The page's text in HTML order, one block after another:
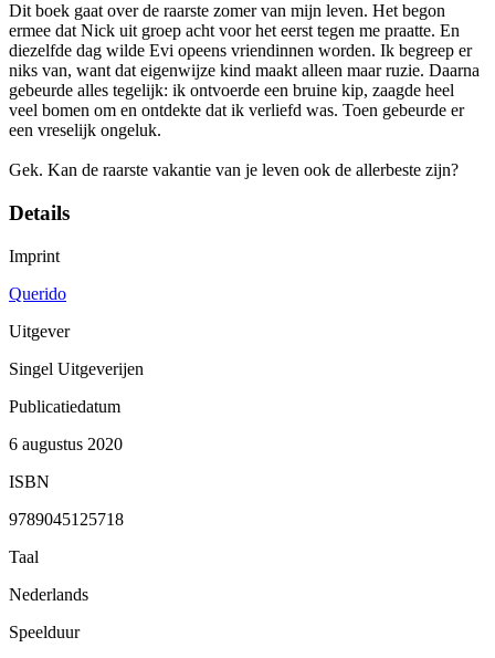
Dit boek gaat over de raarste zomer van mijn leven. Het begon
ermee dat Nick uit groep acht voor het eerst tegen me praatte. En
diezelfde dag wilde Evi opeens vriendinnen worden. Ik begreep er
niks van, want dat eigenwijze kind maakt alleen maar ruzie. Daarna
gebeurde alles tegelijk: ik ontvoerde een bruine kip, zaagde heel
veel bomen om en ontdekte dat ik verliefd was. Toen gebeurde er
een vreselijk ongeluk.
Gek. Kan de raarste vakantie van je leven ook de allerbeste zijn?
Details
Imprint
Querido
Uitgever
Singel Uitgeverijen
Publicatiedatum
6 augustus 2020
ISBN
9789045125718
Taal
Nederlands
Speelduur